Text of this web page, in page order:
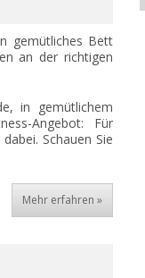
gemütliches Bett
an der richtigen
in gemütlichem
Angebot: Für
Schauen Sie
Mehr erfahren »